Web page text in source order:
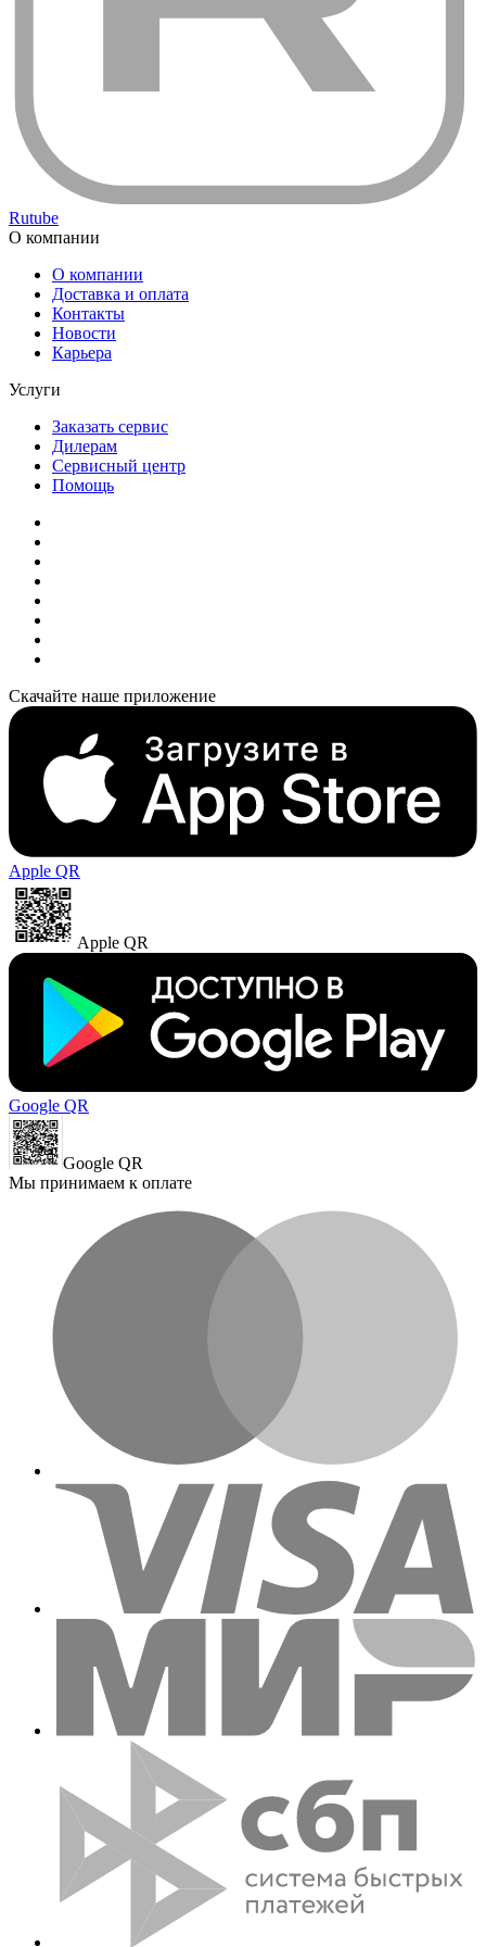
Rutube
О компании
О компании
Доставка и оплата
Контакты
Новости
Карьера
Услуги
Заказать сервис
Дилерам
Сервисный центр
Помощь
Скачайте наше приложение
Apple QR
Apple QR
Google QR
Google QR
Мы принимаем к оплате